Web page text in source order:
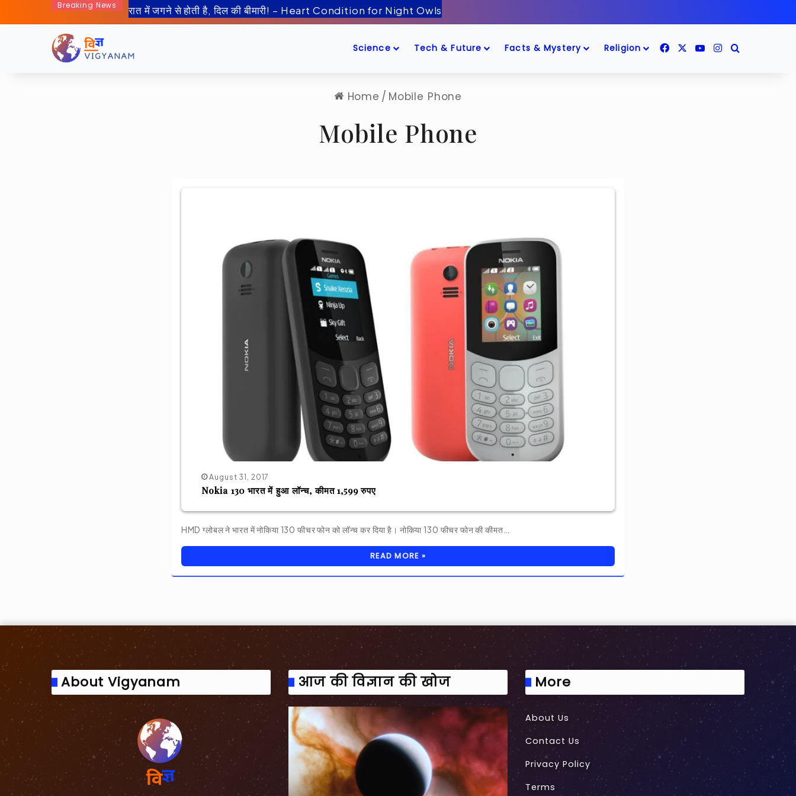
Breaking News रात में जगने से होती है, दिल की बीमारी! – Heart Condition for Night Owls
Science Tech & Future Facts & Mystery Religion FacebookYouTubeInstagram
Home / Mobile Phone
Mobile Phone
August 31, 2017
Nokia 130 भारत में हुआ लॉन्च, कीमत 1,599 रुपए
HMD ग्लोबल ने भारत में नोकिया 130 फीचर फोन को लॉन्च कर दिया है। नोकिया 130 फीचर फोन की कीमत…
READ MORE »
About Vigyanam आज की विज्ञान की खोज More
About Us
Contact Us
Privacy Policy
Terms